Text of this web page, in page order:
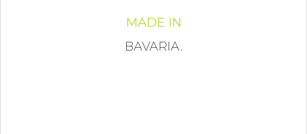
MADE IN
BAVARIA.